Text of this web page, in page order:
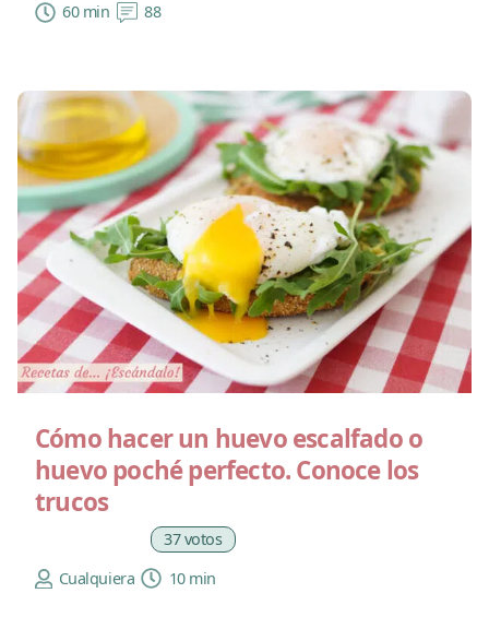
60 min
88
Cómo hacer un huevo escalfado o
huevo poché perfecto. Conoce los
trucos
37 votos
Cualquiera
10 min